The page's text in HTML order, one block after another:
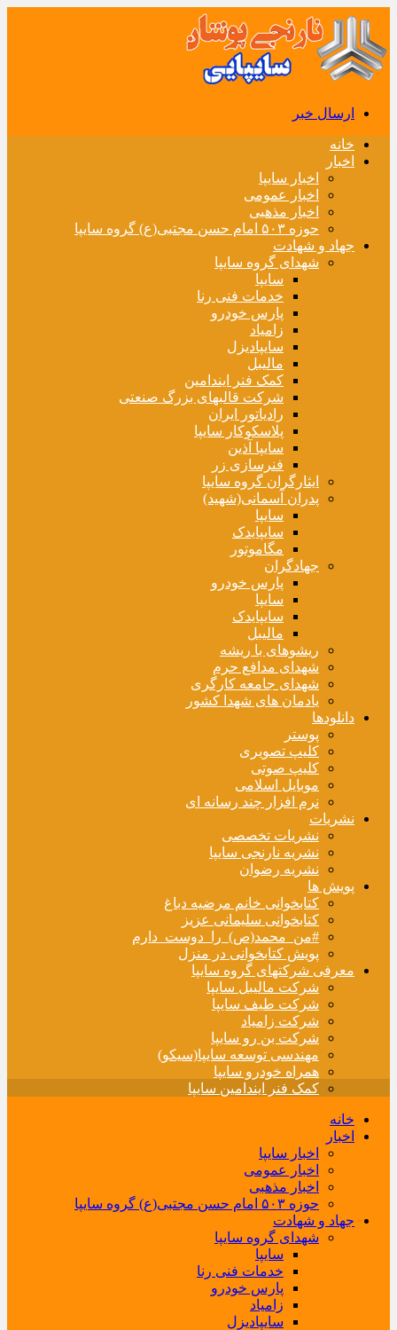
ارسال خبر
خانه
اخبار
اخبار سایپا
اخبار عمومی
اخبار مذهبی
حوزه ۵۰۳ امام حسن مجتبی(ع) گروه سایپا
جهاد و شهادت
شهدای گروه سایپا
سایپا
خدمات فنی رنا
پارس خودرو
زامیاد
سایپادیزل
مالیبل
کمک فنر ایندامین
شرکت قالبهای بزرگ صنعتی
رادیاتور ایران
پلاسکوکار سایپا
سایپا آذین
فنرسازی زر
ایثارگران گروه سایپا
پدران آسمانی(شهید)
سایپا
سایپایدک
مگاموتور
جهادگران
پارس خودرو
سایپا
سایپایدک
مالیبل
ریشوهای با ریشه
شهدای مدافع حرم
شهدای جامعه کارگری
یادمان های شهدا کشور
دانلودها
پوستر
کلیپ تصویری
کلیپ صوتی
موبایل اسلامی
نرم افزار چند رسانه ای
نشریات
نشریات تخصصی
نشریه نارنجی سایپا
نشریه رضوان
پویش ها
کتابخوانی خانم مرضیه دباغ
کتابخوانی سلیمانی عزیز
#من_محمد(ص)_را_دوست_دارم
پویش کتابخوانی در منزل
معرفی شرکتهای گروه سایپا
شرکت مالیبل سایپا
شرکت طیف سایپا
شرکت زامیاد
شرکت بن رو سایپا
مهندسی توسعه سایپا(سیکو)
همراه خودرو سایپا
کمک فنر ایندامین سایپا
خانه
اخبار
اخبار سایپا
اخبار عمومی
اخبار مذهبی
حوزه ۵۰۳ امام حسن مجتبی(ع) گروه سایپا
جهاد و شهادت
شهدای گروه سایپا
سایپا
خدمات فنی رنا
پارس خودرو
زامیاد
سایپادیزل